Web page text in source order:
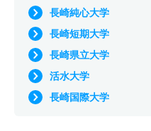
長崎純心大学
長崎短期大学
長崎県立大学
活水大学
長崎国際大学